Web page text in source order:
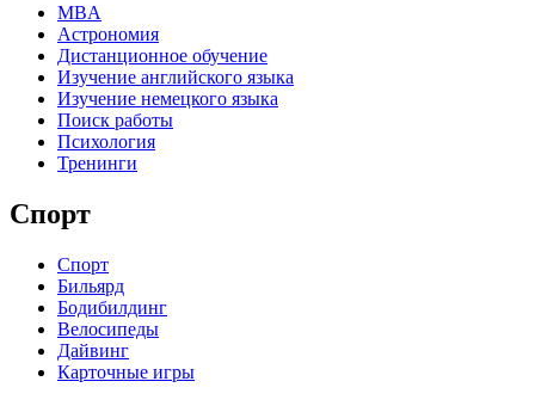
MBA
Астрономия
Дистанционное обучение
Изучение английского языка
Изучение немецкого языка
Поиск работы
Психология
Тренинги
Спорт
Спорт
Бильярд
Бодибилдинг
Велосипеды
Дайвинг
Карточные игры